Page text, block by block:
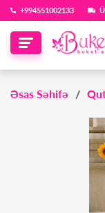
‪+994551002133‬
Əsas Səhifə